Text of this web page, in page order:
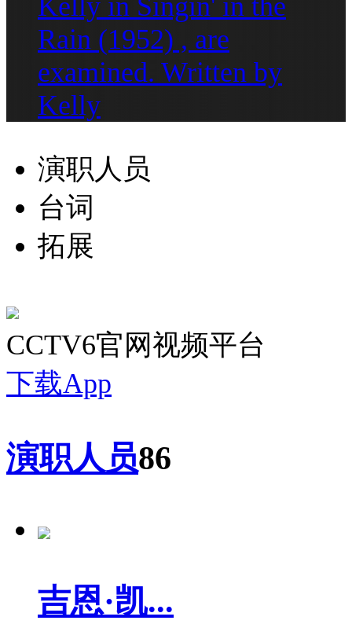
Rain (1952) , are
examined. Written by
Kelly
演职人员
台词
拓展
CCTV6官网视频平台
下载App
演职人员86
吉恩·凯...